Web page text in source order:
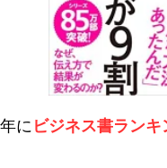
に ビジネス書ラン